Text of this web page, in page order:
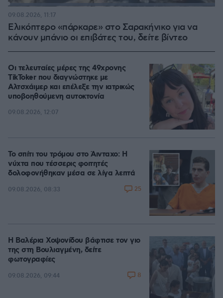
Loaded
Ελικόπτερο «πάρκαρε» στο Σαρακήνικο για να
κάνουν μπάνιο οι επιβάτες του, δείτε βίντεο
09.08.2026, 11:17
Οι τελευταίες μέρες της 49χρονης
TikToker που διαγνώστηκε με
Αλτσχάιμερ και επέλεξε την ιατρικώς
υποβοηθούμενη αυτοκτονία
09.08.2026, 12:07
Το σπίτι του τρόμου στο Άινταχο: Η
νύχτα που τέσσερις φοιτητές
δολοφονήθηκαν μέσα σε λίγα λεπτά
09.08.2026, 08:33 25
Η Βαλέρια Χοψονίδου βάφτισε τον γιο
της στη Βουλιαγμένη, δείτε
φωτογραφίες
09.08.2026, 09:44 8